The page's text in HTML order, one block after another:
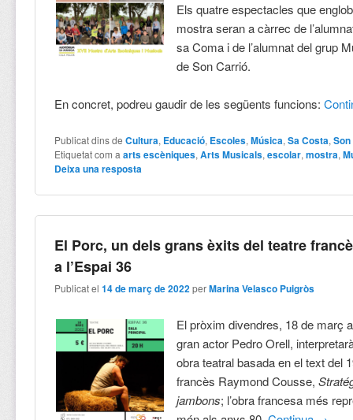
Els quatre espectacles que
mostra seran a càrrec de
sa Coma i de l’alumnat del grup
de Son Carrió.
En concret, podreu gaudir de les següents funcions:
Publicat dins de Cultura, Educació, Escoles,Música,Sa Costa,
Etiquetat com a arts escèniques,Arts Musicals,escolar,mostra,
Deixa una resposta
El Porc, un dels grans èxits del teatre
a l’Espai 36
Publicat el14 de març de 2022 perMarina Velasco Puigròs
El pròxim divendres, 18 de març
gran actor Pedro Orell,
obra teatral basada en el text del
francès Raymond Cousse,
jambons; l’obra francesa més